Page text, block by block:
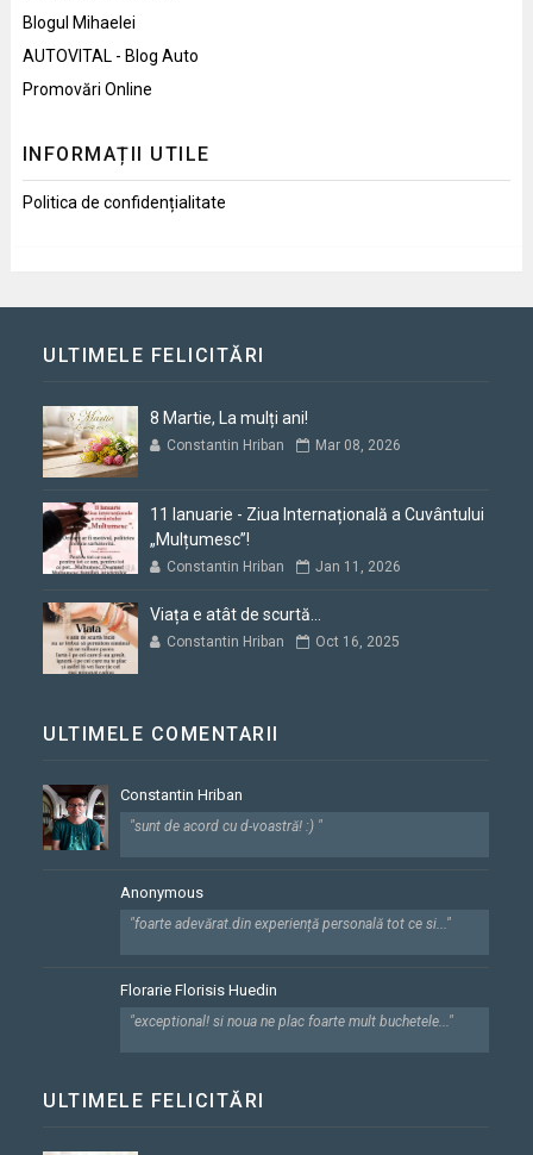
Blogul Mihaelei
AUTOVITAL - Blog Auto
Promovări Online
INFORMAȚII UTILE
Politica de confidențialitate
ULTIMELE FELICITĂRI
8 Martie, La mulți ani!
Constantin Hriban Mar 08, 2026
11 Ianuarie - Ziua Internațională a Cuvântului
„Mulțumesc”!
Constantin Hriban Jan 11, 2026
Viața e atât de scurtă...
Constantin Hriban Oct 16, 2025
ULTIMELE COMENTARII
Constantin Hriban
"sunt de acord cu d-voastră! :) "
Anonymous
"foarte adevărat.din experiență personală tot ce si..."
Florarie Florisis Huedin
"exceptional! si noua ne plac foarte mult buchetele..."
ULTIMELE FELICITĂRI